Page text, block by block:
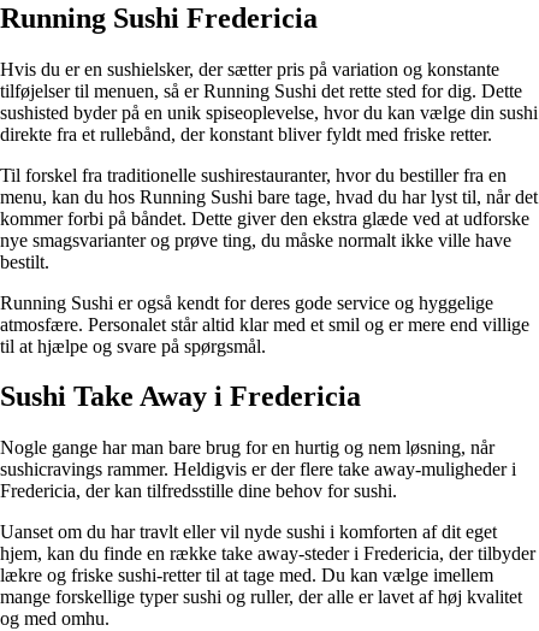
Running Sushi Fredericia
Hvis du er en sushielsker, der sætter pris på variation og konstante
tilføjelser til menuen, så er Running Sushi det rette sted for dig. Dette
sushisted byder på en unik spiseoplevelse, hvor du kan vælge din sushi
direkte fra et rullebånd, der konstant bliver fyldt med friske retter.
Til forskel fra traditionelle sushirestauranter, hvor du bestiller fra en
menu, kan du hos Running Sushi bare tage, hvad du har lyst til, når det
kommer forbi på båndet. Dette giver den ekstra glæde ved at udforske
nye smagsvarianter og prøve ting, du måske normalt ikke ville have
bestilt.
Running Sushi er også kendt for deres gode service og hyggelige
atmosfære. Personalet står altid klar med et smil og er mere end villige
til at hjælpe og svare på spørgsmål.
Sushi Take Away i Fredericia
Nogle gange har man bare brug for en hurtig og nem løsning, når
sushicravings rammer. Heldigvis er der flere take away-muligheder i
Fredericia, der kan tilfredsstille dine behov for sushi.
Uanset om du har travlt eller vil nyde sushi i komforten af dit eget
hjem, kan du finde en række take away-steder i Fredericia, der tilbyder
lækre og friske sushi-retter til at tage med. Du kan vælge imellem
mange forskellige typer sushi og ruller, der alle er lavet af høj kvalitet
og med omhu.